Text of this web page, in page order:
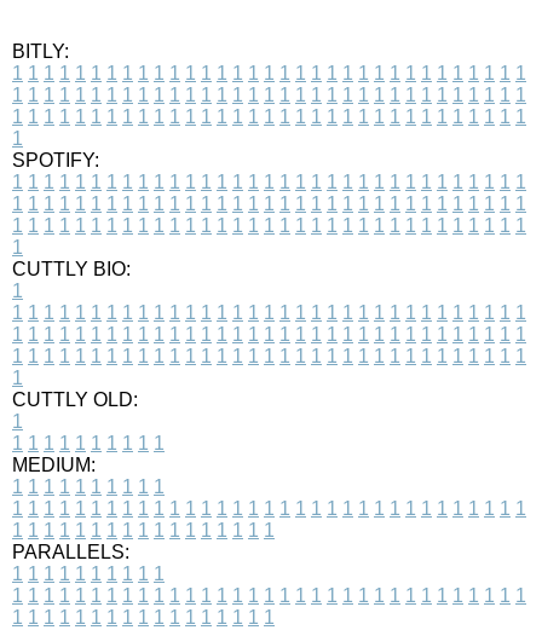
BITLY:
1 1 1 1 1 1 1 1 1 1 1 1 1 1 1 1 1 1 1 1 1 1 1 1 1 1 1 1 1 1 1 1 1
1 1 1 1 1 1 1 1 1 1 1 1 1 1 1 1 1 1 1 1 1 1 1 1 1 1 1 1 1 1 1 1 1
1 1 1 1 1 1 1 1 1 1 1 1 1 1 1 1 1 1 1 1 1 1 1 1 1 1 1 1 1 1 1 1 1
1
SPOTIFY:
1 1 1 1 1 1 1 1 1 1 1 1 1 1 1 1 1 1 1 1 1 1 1 1 1 1 1 1 1 1 1 1 1
1 1 1 1 1 1 1 1 1 1 1 1 1 1 1 1 1 1 1 1 1 1 1 1 1 1 1 1 1 1 1 1 1
1 1 1 1 1 1 1 1 1 1 1 1 1 1 1 1 1 1 1 1 1 1 1 1 1 1 1 1 1 1 1 1 1
1
CUTTLY BIO:
1
1 1 1 1 1 1 1 1 1 1 1 1 1 1 1 1 1 1 1 1 1 1 1 1 1 1 1 1 1 1 1 1 1
1 1 1 1 1 1 1 1 1 1 1 1 1 1 1 1 1 1 1 1 1 1 1 1 1 1 1 1 1 1 1 1 1
1 1 1 1 1 1 1 1 1 1 1 1 1 1 1 1 1 1 1 1 1 1 1 1 1 1 1 1 1 1 1 1 1
1
CUTTLY OLD:
1
1 1 1 1 1 1 1 1 1 1
MEDIUM:
1 1 1 1 1 1 1 1 1 1
1 1 1 1 1 1 1 1 1 1 1 1 1 1 1 1 1 1 1 1 1 1 1 1 1 1 1 1 1 1 1 1 1
1 1 1 1 1 1 1 1 1 1 1 1 1 1 1 1 1
PARALLELS:
1 1 1 1 1 1 1 1 1 1
1 1 1 1 1 1 1 1 1 1 1 1 1 1 1 1 1 1 1 1 1 1 1 1 1 1 1 1 1 1 1 1 1
1 1 1 1 1 1 1 1 1 1 1 1 1 1 1 1 1